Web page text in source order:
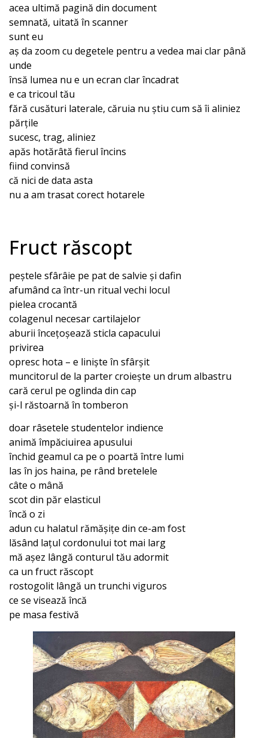
acea ultimă pagină din document
semnată, uitată în scanner
sunt eu
aș da zoom cu degetele pentru a vedea mai clar până
unde
însă lumea nu e un ecran clar încadrat
e ca tricoul tău
fără cusături laterale, căruia nu știu cum să îi aliniez
părțile
sucesc, trag, aliniez
apăs hotărâtă fierul încins
fiind convinsă
că nici de data asta
nu a am trasat corect hotarele
Fruct răscopt
peștele sfârâie pe pat de salvie și dafin
afumând ca într-un ritual vechi locul
pielea crocantă
colagenul necesar cartilajelor
aburii încețoșează sticla capacului
privirea
opresc hota – e liniște în sfârșit
muncitorul de la parter croiește un drum albastru
cară cerul pe oglinda din cap
și-l răstoarnă în tomberon
doar râsetele studentelor indience
animă împăciuirea apusului
închid geamul ca pe o poartă între lumi
las în jos haina, pe rând bretelele
câte o mână
scot din păr elasticul
încă o zi
adun cu halatul rămășițe din ce-am fost
lăsând lațul cordonului tot mai larg
mă așez lângă conturul tău adormit
ca un fruct răscopt
rostogolit lângă un trunchi viguros
ce se visează încă
pe masa festivă